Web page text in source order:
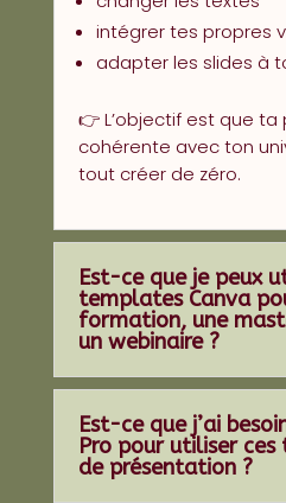
intégrer tes propres
adapter les slides à
👉 L’objectif est que
cohérente avec ton
tout créer de zéro.
Est-ce que je peux
templates Canva
formation, une
un webinaire ?
Est-ce que j’ai
Pro pour utiliser
de présentation ?